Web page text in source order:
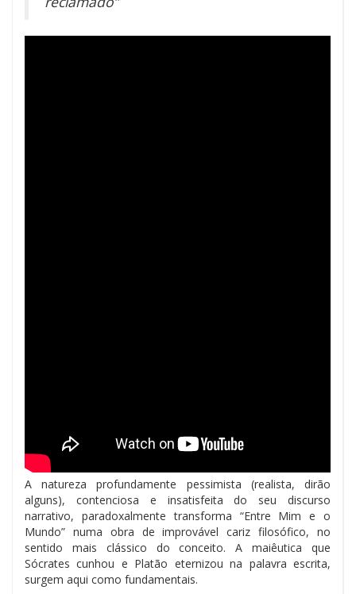
A natureza profundamente pessimista (realista, dirão
alguns), contenciosa e insatisfeita do seu discurso
narrativo, paradoxalmente transforma “Entre Mim e o
Mundo” numa obra de improvável cariz filosófico, no
sentido mais clássico do conceito. A maiêutica que
Sócrates cunhou e Platão eternizou na palavra escrita,
surgem aqui como fundamentais.